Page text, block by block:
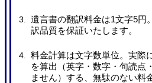
遺言書の翻訳料金は1文字5円
訳品質を保証いたします。
料金計算は文字数単位。実際
を算出（英字・数字・句読点
ません）する、無駄のない料